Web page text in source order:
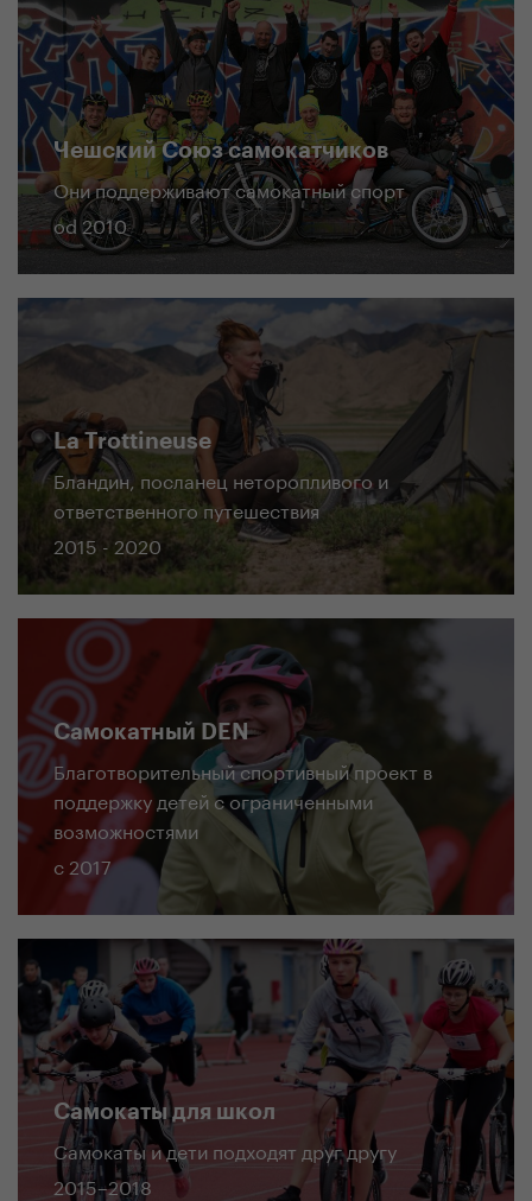
Чешский Союз самокатчиков
Они поддерживают самокатный спорт
od 2010
La Trottineuse
Бландин, посланец неторопливого и
ответственного путешествия
2015 - 2020
Самокатный DEN
Благотворительный спортивный проект в
поддержку детей с ограниченными
возможностями
c 2017
Самокаты для школ
Самокаты и дети подходят друг другу
2015–2018